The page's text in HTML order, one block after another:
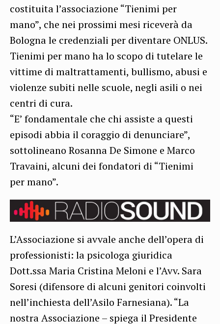
costituita l’associazione “Tienimi per
mano”, che nei prossimi mesi riceverà da
Bologna le credenziali per diventare ONLUS.
Tienimi per mano ha lo scopo di tutelare le
vittime di maltrattamenti, bullismo, abusi e
violenze subiti nelle scuole, negli asili o nei
centri di cura.
“E’ fondamentale che chi assiste a questi
episodi abbia il coraggio di denunciare”,
sottolineano Rosanna De Simone e Marco
Travaini, alcuni dei fondatori di “Tienimi
per mano”.
L’Associazione si avvale anche dell’opera di
professionisti: la psicologa giuridica
Dott.ssa Maria Cristina Meloni e l’Avv. Sara
Soresi (difensore di alcuni genitori coinvolti
nell’inchiesta dell’Asilo Farnesiana). “La
nostra Associazione – spiega il Presidente